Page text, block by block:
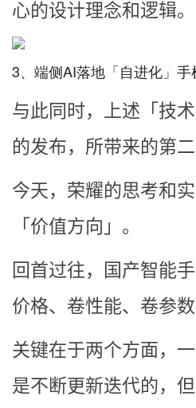
心的设计理念和逻辑。
3、端侧AI落地「自进化」
与此同时，上述「技
的发布，所带来的第
今天，荣耀的思考和
「价值方向」。
回首过往，国产智能
价格、卷性能、卷参数
关键在于两个方面，
是不断更新迭代的，